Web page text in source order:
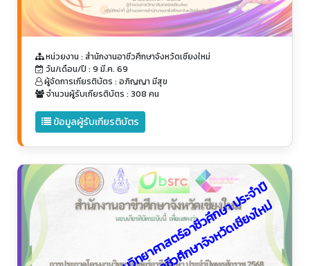
หน่วยงาน : สำนักงานอาชีวศึกษาจังหวัดเชียงใหม่
วัน/เดือน/ปี : 9 มี.ค. 69
ผู้จัดการเกียรติบัตร : อภิญญา มีสุข
จำนวนผู้รับเกียรติบัตร : 308 คน
ข้อมูลผู้รับเกียรติบัตร